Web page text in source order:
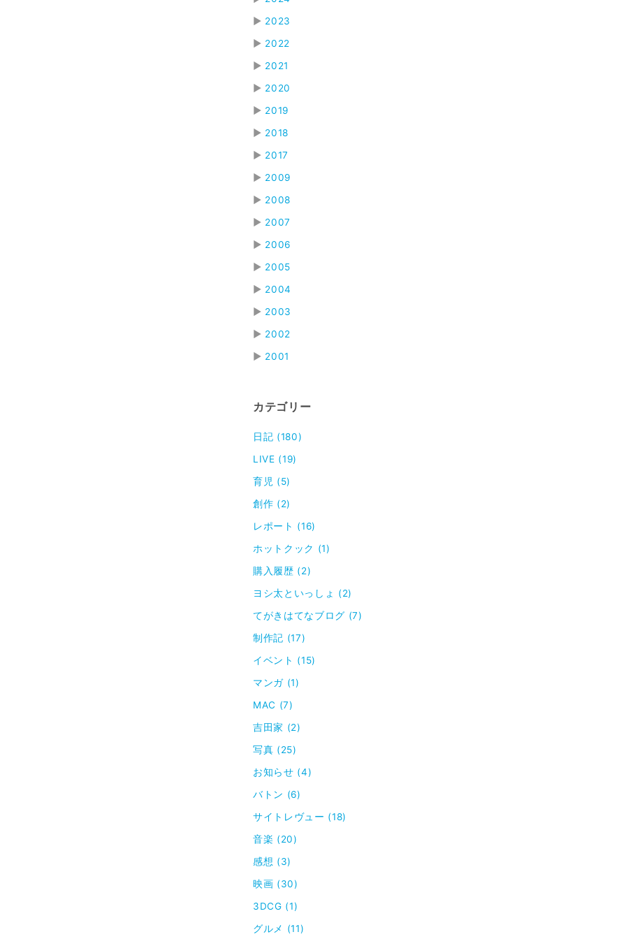
▶ 2023
▶ 2022
▶ 2021
▶ 2020
▶ 2019
▶ 2018
▶ 2017
▶ 2009
▶ 2008
▶ 2007
▶ 2006
▶ 2005
▶ 2004
▶ 2003
▶ 2002
▶ 2001
カテゴリー
日記 (180)
LIVE (19)
育児 (5)
創作 (2)
レポート (16)
ホットクック (1)
購入履歴 (2)
ヨシ太といっしょ (2)
てがきはてなブログ (7)
制作記 (17)
イベント (15)
マンガ (1)
MAC (7)
吉田家 (2)
写真 (25)
お知らせ (4)
バトン (6)
サイトレヴュー (18)
音楽 (20)
感想 (3)
映画 (30)
3DCG (1)
グルメ (11)